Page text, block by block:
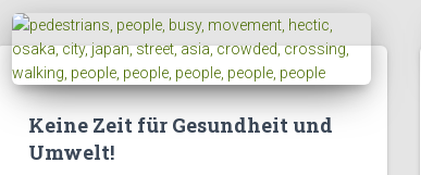
Keine Zeit für Gesundheit und
Umwelt!